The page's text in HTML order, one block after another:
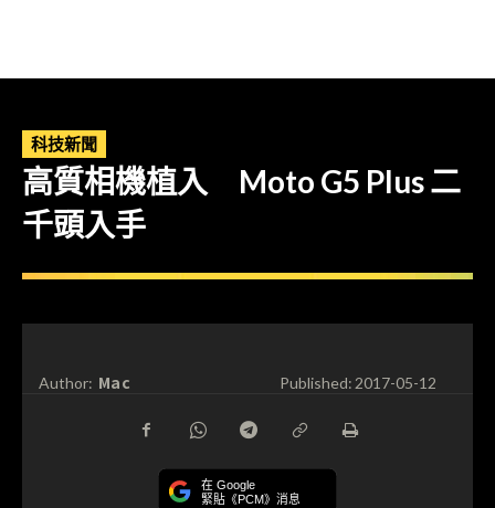
科技新聞
高質相機植入 Moto G5 Plus 二
千頭入手
Author: Mac Published:2017-05-12
在 Google
緊貼《PCM》消息